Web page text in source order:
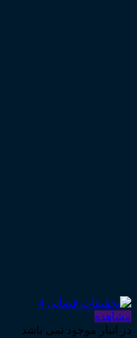
مشاهده
در انبار موجود نمی باشد